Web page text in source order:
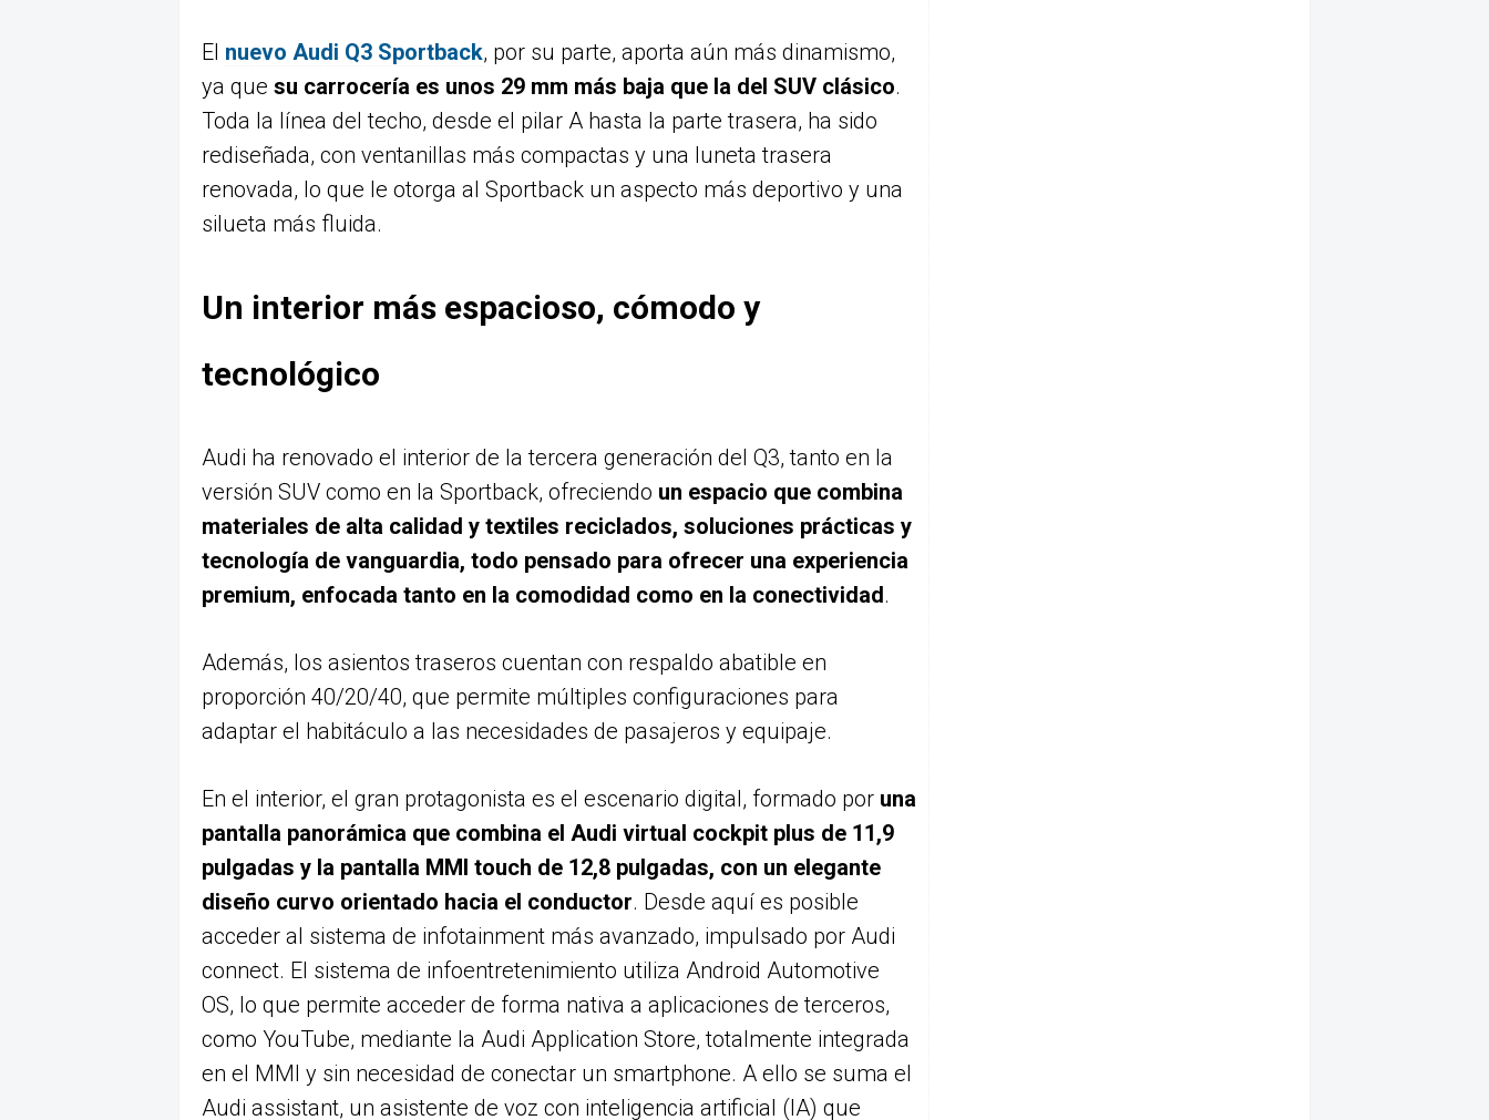
El nuevo Audi Q3 Sportback, por su parte, aporta aún más dinamismo,
ya que su carrocería es unos 29 mm más baja que la del SUV clásico.
Toda la línea del techo, desde el pilar A hasta la parte trasera, ha sido
rediseñada, con ventanillas más compactas y una luneta trasera
renovada, lo que le otorga al Sportback un aspecto más deportivo y una
silueta más fluida.
Un interior más espacioso, cómodo y
tecnológico
Audi ha renovado el interior de la tercera generación del Q3, tanto en la
versión SUV como en la Sportback, ofreciendo un espacio que combina
materiales de alta calidad y textiles reciclados, soluciones prácticas y
tecnología de vanguardia, todo pensado para ofrecer una experiencia
premium, enfocada tanto en la comodidad como en la conectividad.
Además, los asientos traseros cuentan con respaldo abatible en
proporción 40/20/40, que permite múltiples configuraciones para
adaptar el habitáculo a las necesidades de pasajeros y equipaje.
En el interior, el gran protagonista es el escenario digital, formado por una
pantalla panorámica que combina el Audi virtual cockpit plus de 11,9
pulgadas y la pantalla MMI touch de 12,8 pulgadas, con un elegante
diseño curvo orientado hacia el conductor. Desde aquí es posible
acceder al sistema de infotainment más avanzado, impulsado por Audi
connect. El sistema de infoentretenimiento utiliza Android Automotive
OS, lo que permite acceder de forma nativa a aplicaciones de terceros,
como YouTube, mediante la Audi Application Store, totalmente integrada
en el MMI y sin necesidad de conectar un smartphone. A ello se suma el
Audi assistant, un asistente de voz con inteligencia artificial (IA) que